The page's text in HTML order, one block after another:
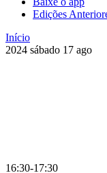
Edições
Início
2024 sábado 17 ago
16:30-17:30